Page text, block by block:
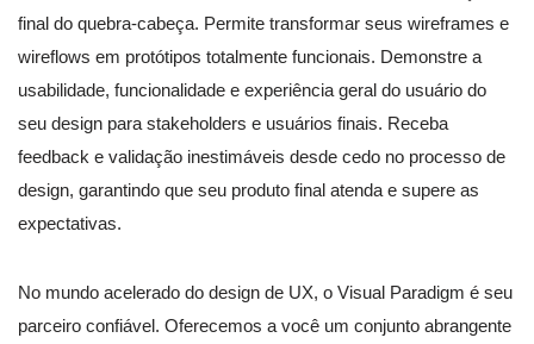
final do quebra-cabeça. Permite transformar seus wireframes e
wireflows em protótipos totalmente funcionais. Demonstre a
usabilidade, funcionalidade e experiência geral do usuário do
seu design para stakeholders e usuários finais. Receba
feedback e validação inestimáveis desde cedo no processo de
design, garantindo que seu produto final atenda e supere as
expectativas.
No mundo acelerado do design de UX, o Visual Paradigm é seu
parceiro confiável. Oferecemos a você um conjunto abrangente